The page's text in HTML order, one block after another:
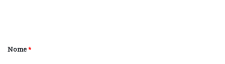
r
Nome*